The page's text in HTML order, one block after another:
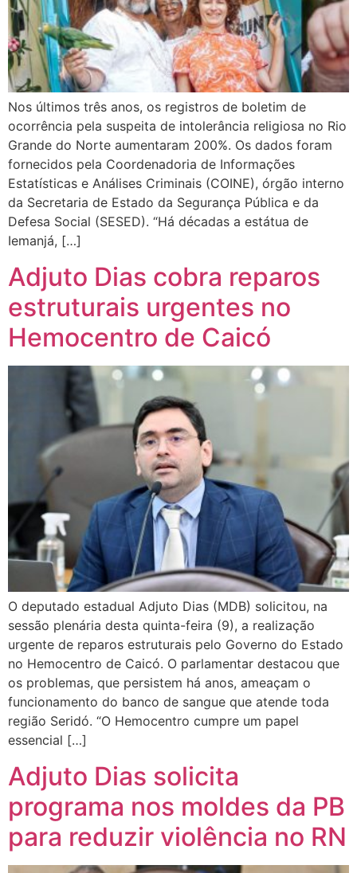
Nos últimos três anos, os registros de boletim de
ocorrência pela suspeita de intolerância religiosa no Rio
Grande do Norte aumentaram 200%. Os dados foram
fornecidos pela Coordenadoria de Informações
Estatísticas e Análises Criminais (COINE), órgão interno
da Secretaria de Estado da Segurança Pública e da
Defesa Social (SESED). “Há décadas a estátua de
Iemanjá, […]
Adjuto Dias cobra reparos
estruturais urgentes no
Hemocentro de Caicó
O deputado estadual Adjuto Dias (MDB) solicitou, na
sessão plenária desta quinta-feira (9), a realização
urgente de reparos estruturais pelo Governo do Estado
no Hemocentro de Caicó. O parlamentar destacou que
os problemas, que persistem há anos, ameaçam o
funcionamento do banco de sangue que atende toda
região Seridó. “O Hemocentro cumpre um papel
essencial […]
Adjuto Dias solicita
programa nos moldes da PB
para reduzir violência no RN